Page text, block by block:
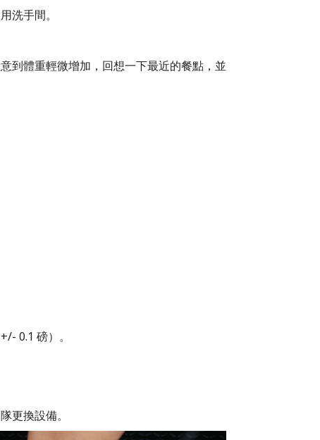
洗手間。
到體重輕微增加，回想一下最近的餐點，並
0.1 磅）。
更換設備。